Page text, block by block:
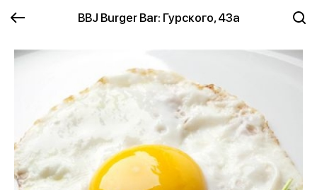
BBJ Burger Bar: Гурского, 43а